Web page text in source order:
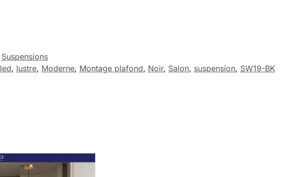
Suspensions
led, lustre, Moderne, Montage plafond, Noir, Salon, suspension, SW19-BK